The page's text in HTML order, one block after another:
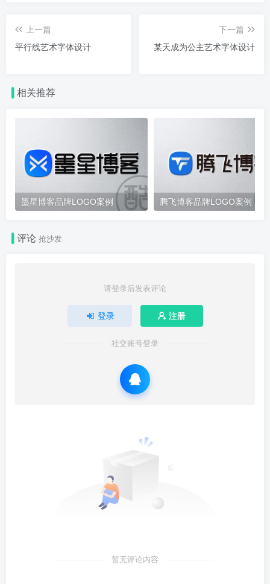
上一篇
平行线艺术字体设计
下一篇
某天成为公主艺术字体设计
相关推荐
墨星博客品牌LOGO案例 腾飞博客品牌LOGO案例
评论抢沙发
请登录后发表评论
登录 注册
社交账号登录
暂无评论内容